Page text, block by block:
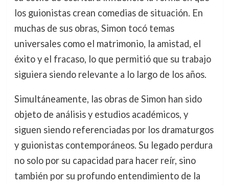
los guionistas crean comedias de situación. En
muchas de sus obras, Simon tocó temas
universales como el matrimonio, la amistad, el
éxito y el fracaso, lo que permitió que su trabajo
siguiera siendo relevante a lo largo de los años.
Simultáneamente, las obras de Simon han sido
objeto de análisis y estudios académicos, y
siguen siendo referenciadas por los dramaturgos
y guionistas contemporáneos. Su legado perdura
no solo por su capacidad para hacer reír, sino
también por su profundo entendimiento de la